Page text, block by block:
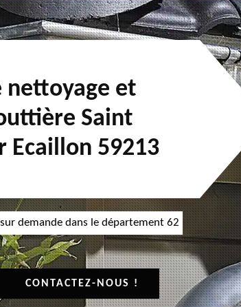
nettoyage et
Saint
Ecaillon 59213
demande dans le département 62
CONTACTEZ-NOUS !